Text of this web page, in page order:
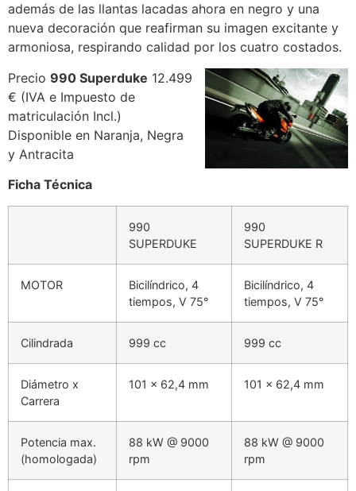
además de las llantas lacadas ahora en negro y una
nueva decoración que reafirman su imagen excitante y
armoniosa, respirando calidad por los cuatro costados.
Precio 990 Superduke 12.499
€ (IVA e Impuesto de
matriculación Incl.)
Disponible en Naranja, Negra
y Antracita
Ficha Técnica
990
SUPERDUKE
990
SUPERDUKE R
MOTOR
Bicilíndrico, 4
tiempos, V 75°
Bicilíndrico, 4
tiempos, V 75°
Cilindrada 999 cc 999 cc
Diámetro x
Carrera
101 x 62,4 mm 101 x 62,4 mm
Potencia max.
(homologada)
88 kW @ 9000
rpm
88 kW @ 9000
rpm